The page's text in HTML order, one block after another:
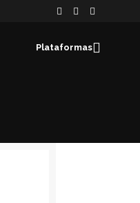
Plataformas